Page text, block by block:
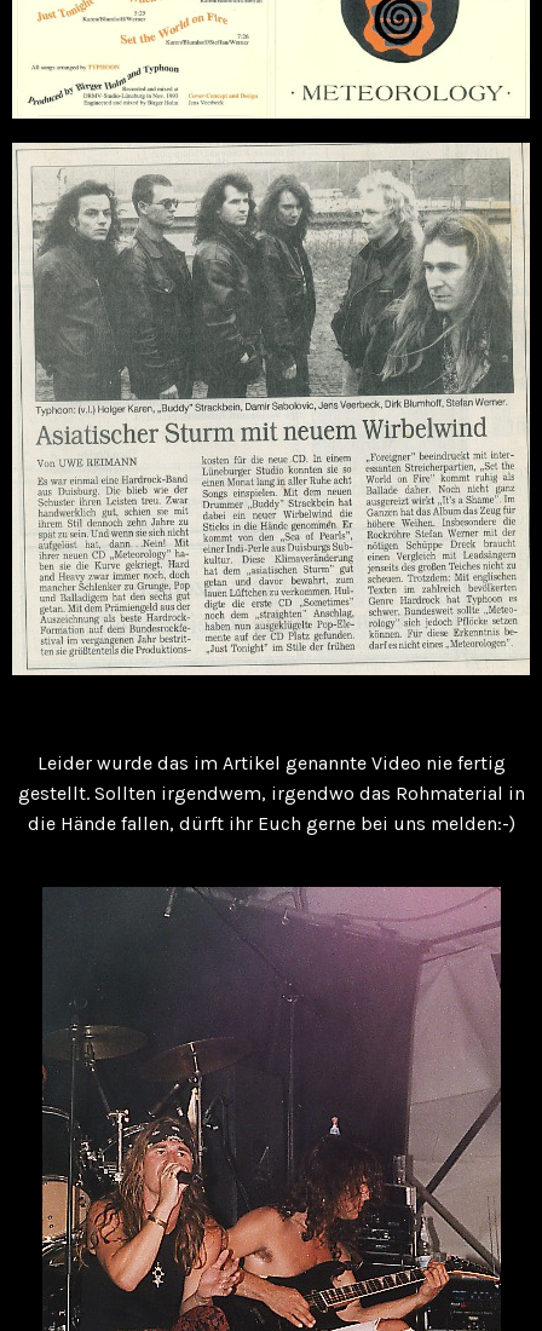
Leider wurde das im Artikel genannte Video nie fertig
gestellt. Sollten irgendwem, irgendwo das Rohmaterial in
die Hände fallen, dürft ihr Euch gerne bei uns melden:-)